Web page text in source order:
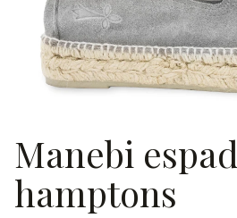
Manebi
hamptons